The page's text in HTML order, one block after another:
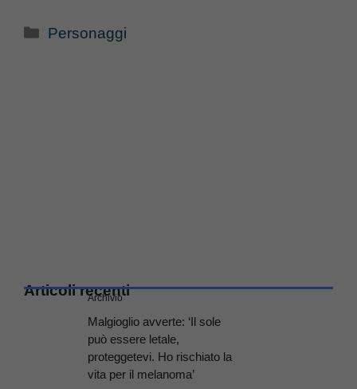
Categorie
Personaggi
Articoli recenti
Archivio
Malgioglio avverte: ‘Il sole
può essere letale,
proteggetevi. Ho rischiato la
vita per il melanoma’